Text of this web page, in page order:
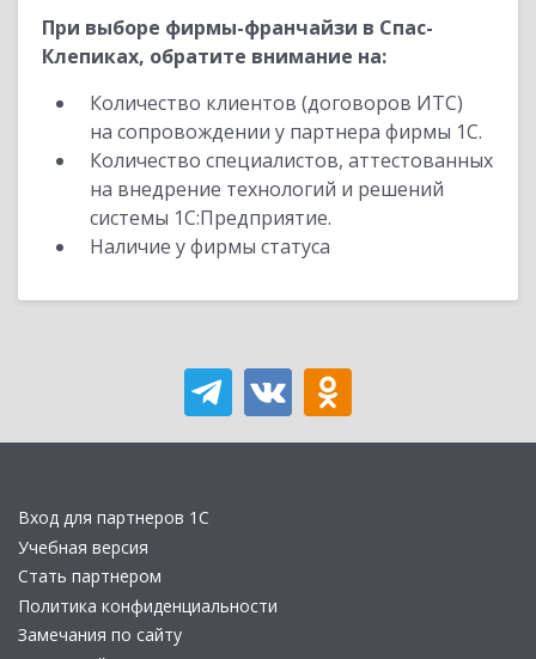
При выборе фирмы-франчайзи в Спас-
Клепиках, обратите внимание на:
Количество клиентов (договоров ИТС)
на сопровождении у партнера фирмы 1С.
Количество специалистов, аттестованных
на внедрение технологий и решений
системы 1С:Предприятие.
Наличие у фирмы статуса
Вход для партнеров 1С
Учебная версия
Стать партнером
Политика конфиденциальности
Замечания по сайту